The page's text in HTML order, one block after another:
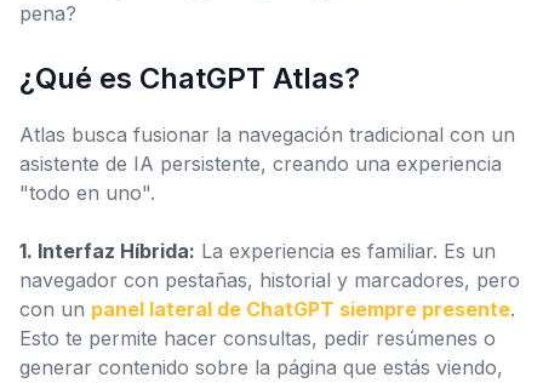
pena?
¿Qué es ChatGPT Atlas?
Atlas busca fusionar la navegación tradicional con un
asistente de IA persistente, creando una experiencia
"todo en uno".
1. Interfaz Híbrida: La experiencia es familiar. Es un
navegador con pestañas, historial y marcadores, pero
con un panel lateral de ChatGPT siempre presente.
Esto te permite hacer consultas, pedir resúmenes o
generar contenido sobre la página que estás viendo,